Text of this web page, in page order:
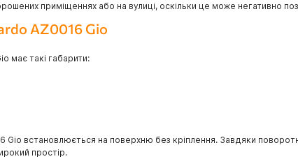
приміщеннях або на вулиці, оскільки це може негативно
AZ0016 Gio
має такі габарити:
Gio встановлюється на поверхню без кріплення. Завдяки
простір.